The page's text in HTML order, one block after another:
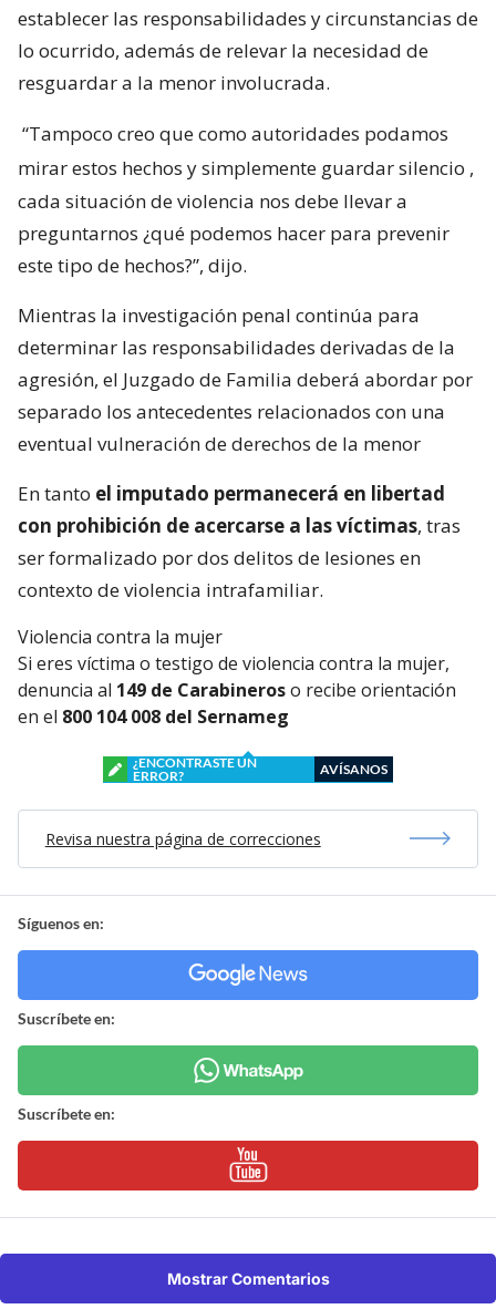
establecer las responsabilidades y circunstancias de
lo ocurrido, además de relevar la necesidad de
resguardar a la menor involucrada.
“Tampoco creo que como autoridades podamos
mirar estos hechos y simplemente guardar silencio ,
cada situación de violencia nos debe llevar a
preguntarnos ¿qué podemos hacer para prevenir
este tipo de hechos?”, dijo.
Mientras la investigación penal continúa para
determinar las responsabilidades derivadas de la
agresión, el Juzgado de Familia deberá abordar por
separado los antecedentes relacionados con una
eventual vulneración de derechos de la menor
En tanto el imputado permanecerá en libertad
con prohibición de acercarse a las víctimas, tras
ser formalizado por dos delitos de lesiones en
contexto de violencia intrafamiliar.
Violencia contra la mujer
Si eres víctima o testigo de violencia contra la mujer,
denuncia al 149 de Carabineroso recibe orientación
en el 800 104 008 del Sernameg
¿ENCONTRASTE UN
ERROR?
AVÍSANOS
Revisa nuestra página de correcciones
Síguenos en:
Suscríbete en:
Suscríbete en:
Mostrar Comentarios